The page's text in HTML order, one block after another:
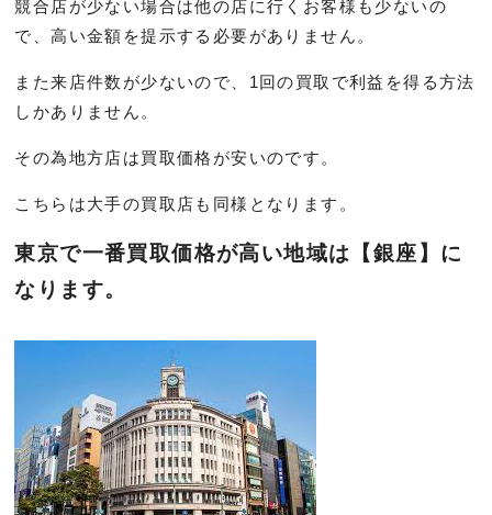
競合店が少ない場合は他の店に行くお客様も少ないの
で、高い金額を提示する必要がありません。
また来店件数が少ないので、1回の買取で利益を得る方法
しかありません。
その為地方店は買取価格が安いのです。
こちらは大手の買取店も同様となります。
東京で一番買取価格が高い地域は【銀座】に
なります。